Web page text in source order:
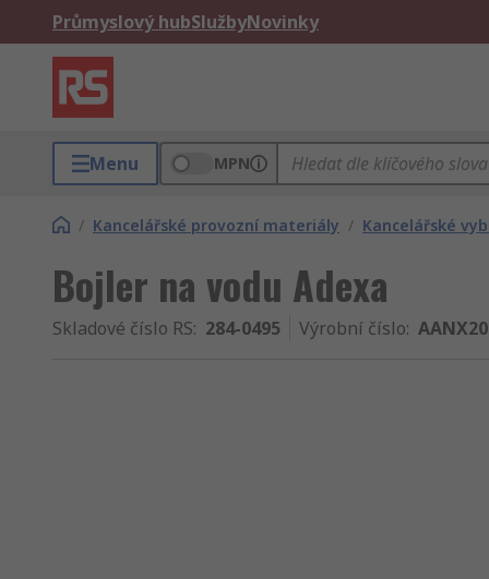
Průmyslový hubSlužbyNovinky
Menu MPN
/ Kancelářské provozní materiály / Kancelářské
Bojler na vodu Adexa
Skladové číslo RS: 284-0495 Výrobní číslo: AANX20